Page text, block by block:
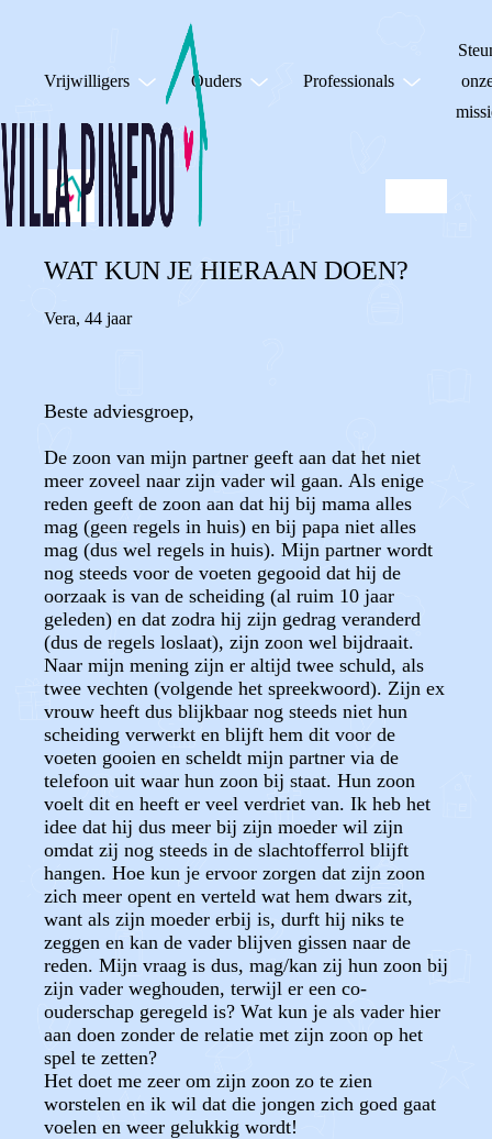
Vrijwilligers Ouders Professionals
WAT KUN JE HIERAAN DOEN?
Vera, 44 jaar
Beste adviesgroep,
De zoon van mijn partner geeft aan dat het niet
meer zoveel naar zijn vader wil gaan. Als enige
reden geeft de zoon aan dat hij bij mama alles
mag (geen regels in huis) en bij papa niet alles
mag (dus wel regels in huis). Mijn partner wordt
nog steeds voor de voeten gegooid dat hij de
oorzaak is van de scheiding (al ruim 10 jaar
geleden) en dat zodra hij zijn gedrag veranderd
(dus de regels loslaat), zijn zoon wel bijdraait.
Naar mijn mening zijn er altijd twee schuld, als
twee vechten (volgende het spreekwoord). Zijn ex
vrouw heeft dus blijkbaar nog steeds niet hun
scheiding verwerkt en blijft hem dit voor de
voeten gooien en scheldt mijn partner via de
telefoon uit waar hun zoon bij staat. Hun zoon
voelt dit en heeft er veel verdriet van. Ik heb het
idee dat hij dus meer bij zijn moeder wil zijn
omdat zij nog steeds in de slachtofferrol blijft
hangen. Hoe kun je ervoor zorgen dat zijn zoon
zich meer opent en verteld wat hem dwars zit,
want als zijn moeder erbij is, durft hij niks te
zeggen en kan de vader blijven gissen naar de
reden. Mijn vraag is dus, mag/kan zij hun zoon bij
zijn vader weghouden, terwijl er een co-
ouderschap geregeld is? Wat kun je als vader hier
aan doen zonder de relatie met zijn zoon op het
spel te zetten?
Het doet me zeer om zijn zoon zo te zien
worstelen en ik wil dat die jongen zich goed gaat
voelen en weer gelukkig wordt!